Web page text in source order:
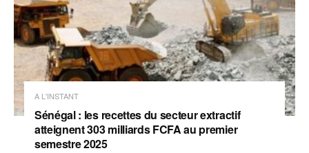
A L'INSTANT
Sénégal : les recettes du secteur extractif
atteignent 303 milliards FCFA au premier
semestre 2025